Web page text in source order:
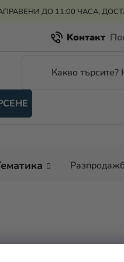
ДО 11:00 ЧАСА,
Kонтакт
Рекламация и връщане